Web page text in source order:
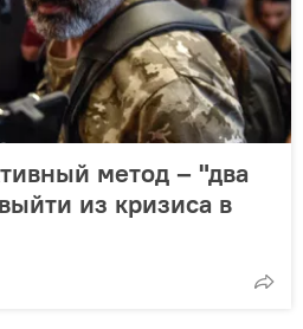
метод – "два
из кризиса в